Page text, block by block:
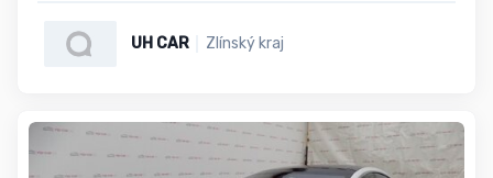
UH CAR Zlínský kraj